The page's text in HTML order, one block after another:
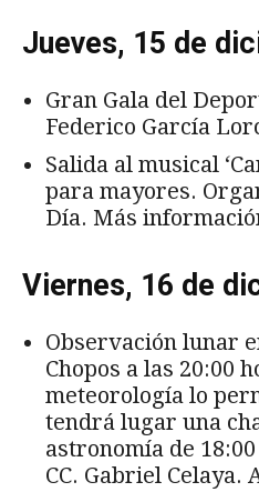
Jueves, 15 de
Gran Gala del
Federico García
Salida al musical
para mayores.
Día. Más
Viernes, 16 de
Observación lunar
Chopos a las 20:00
meteorología lo
tendrá lugar una
astronomía de
CC. Gabriel Celaya.